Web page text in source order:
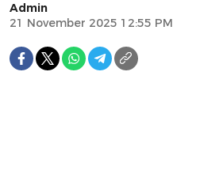
Admin
21 November 2025 12:55 PM